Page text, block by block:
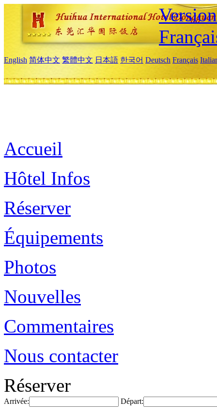
English 简体中文 繁體中文 日本語 한국어 Deutsch Français
Accueil
Hôtel Infos
Réserver
Équipements
Photos
Nouvelles
Commentaires
Nous contacter
Réserver
Arrivée: Départ: